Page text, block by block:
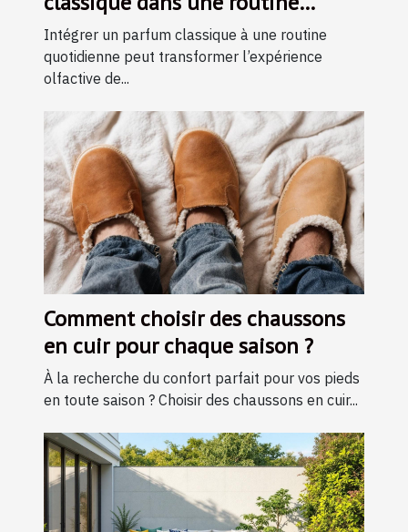
quotidienne ?
Intégrer un parfum classique à une routine
quotidienne peut transformer l’expérience
olfactive de...
Comment choisir des chaussons
en cuir pour chaque saison ?
À la recherche du confort parfait pour vos pieds
en toute saison ? Choisir des chaussons en cuir...